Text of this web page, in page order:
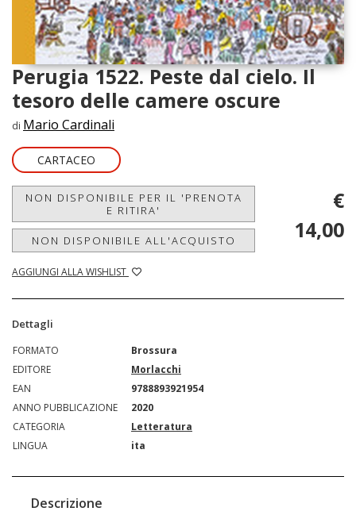
Perugia 1522. Peste dal cielo. Il
tesoro delle camere oscure
di Mario Cardinali
CARTACEO
NON DISPONIBILE PER IL 'PRENOTA
E RITIRA'
NON DISPONIBILE ALL'ACQUISTO
AGGIUNGI ALLA WISHLIST
€
14,00
Dettagli
FORMATO
Brossura
EDITORE
Morlacchi
EAN
9788893921954
ANNO PUBBLICAZIONE
2020
CATEGORIA
Letteratura
LINGUA
ita
Descrizione